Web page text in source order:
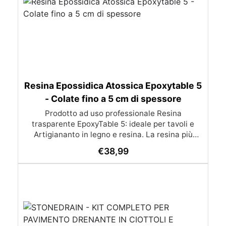
Resina Epossidica Atossica Epoxytable 5
- Colate fino a 5 cm di spessore
Prodotto ad uso professionale Resina
trasparente EpoxyTable 5: ideale per tavoli e
Artigiananto in legno e resina. La resina più
perfetta per colate di alto spessore fino a 5 cm.
Applicazioni Principali: Realizzazione di tavoli in
monete, pietre, ecc) Colate riempitive in
spessore dentro stampi e cassaforme
€38,99